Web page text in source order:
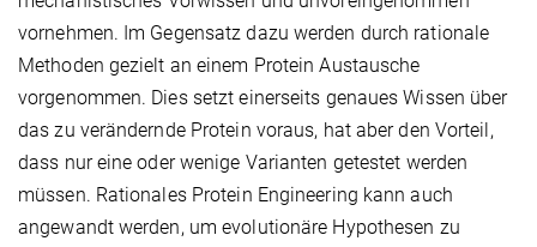
vornehmen. Im Gegensatz dazu werden durch rationale
Methoden gezielt an einem Protein Austausche
vorgenommen. Dies setzt einerseits genaues Wissen über
das zu verändernde Protein voraus, hat aber den Vorteil,
dass nur eine oder wenige Varianten getestet werden
müssen. Rationales Protein Engineering kann auch
angewandt werden, um evolutionäre Hypothesen zu